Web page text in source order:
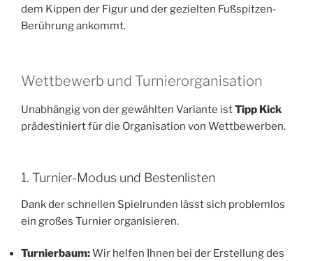
dem Kippen der Figur und der gezielten Fußspitzen-
Berührung ankommt.
Wettbewerb und Turnierorganisation
Unabhängig von der gewählten Variante istTipp Kick
prädestiniert für die Organisation von Wettbewerben.
1. Turnier-Modus und Bestenlisten
Dank der schnellen Spielrunden lässt sich problemlos
ein großes Turnier organisieren.
Turnierbaum:Wir helfen Ihnen bei der Erstellung des